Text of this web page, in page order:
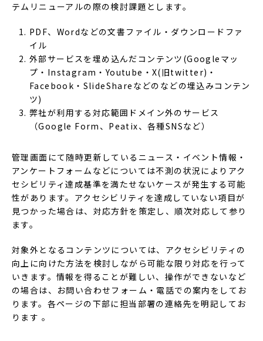
テムリニューアルの際の検討課題とします。
PDF、Wordなどの文書ファイル・ダウンロードファ
イル
外部サービスを埋め込んだコンテンツ(Googleマッ
プ・Instagram・Youtube・X(旧twitter)・
Facebook・SlideShareなどのなどの埋込みコンテン
ツ)
弊社が利用する対応範囲ドメイン外のサービス
（Google Form、Peatix、各種SNSなど）
管理画面にて随時更新しているニュース・イベント情報・
アンケートフォームなどについては不測の状況によりアク
セシビリティ達成基準を満たせないケースが発生する可能
性があります。アクセシビリティを達成していない項目が
見つかった場合は、対応方針を策定し、順次対応して参り
ます。
対象外となるコンテンツについては、アクセシビリティの
向上に向けた方法を検討しながら可能な限り対応を行って
いきます。情報を得ることが難しい、操作ができないなど
の場合は、お問い合わせフォーム・電話での案内をしてお
ります。各ページの下部に担当部署の連絡先を明記してお
ります 。